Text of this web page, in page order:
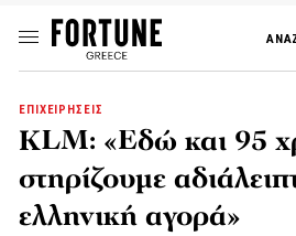
ΕΠΙΧΕΙΡΗΣΕΙΣ
KLM: «Εδώ και 95
στηρίζουμε
ελληνική αγορά»